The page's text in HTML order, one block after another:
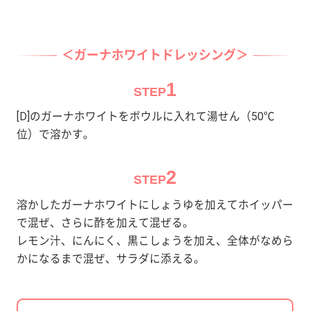
＜ガーナホワイトドレッシング＞
STEP1
[D]のガーナホワイトをボウルに入れて湯せん（50℃
位）で溶かす。
STEP2
溶かしたガーナホワイトにしょうゆを加えてホイッパー
で混ぜ、さらに酢を加えて混ぜる。
レモン汁、にんにく、黒こしょうを加え、全体がなめら
かになるまで混ぜ、サラダに添える。